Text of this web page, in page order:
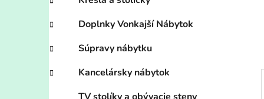
l
Doplnky Vonkajší Nábytok
Súpravy nábytku
Kancelársky nábytok